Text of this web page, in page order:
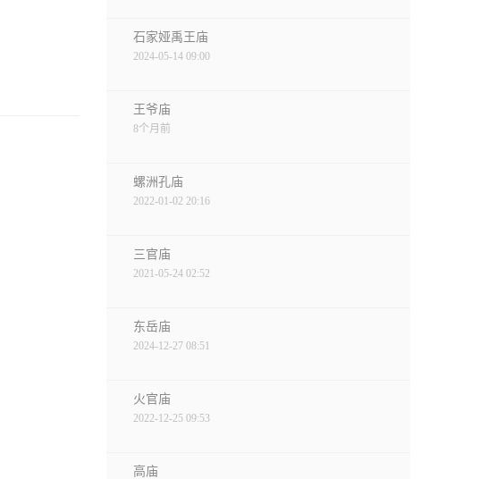
石家娅禹王庙
2024-05-14 09:00
王爷庙
8个月前
螺洲孔庙
2022-01-02 20:16
三官庙
2021-05-24 02:52
东岳庙
2024-12-27 08:51
火官庙
2022-12-25 09:53
高庙